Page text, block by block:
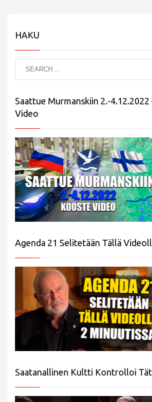
HAKU
Saattue Murmanskiin 2.-
Video
Agenda 21 Selitetään Tällä
Saatanallinen Kultti Kontrolloi